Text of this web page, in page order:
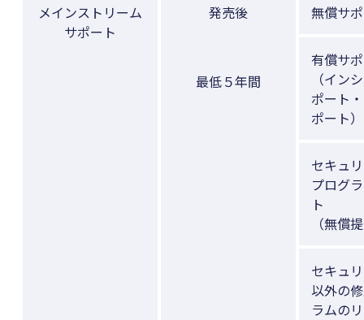
メインストリーム
サポート
発売後
最低５年間
無償サ
有償サ
（イン
ポート
ポート）
セキュ
プログ
ト
（無償
セキュ
以外の
ラムの